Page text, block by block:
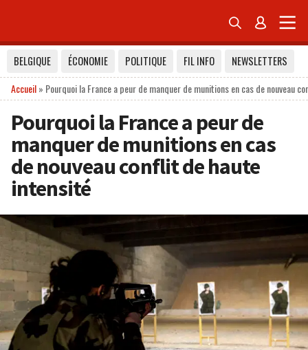
 
BELGIQUE ÉCONOMIE POLITIQUE FIL INFO
NEWSLETTERS
Accueil» Pourquoi la France a peur de manquer de munitions en cas de nouveau
Pourquoi la France a peur de
manquer de munitions en cas
de nouveau conflit de haute
intensité